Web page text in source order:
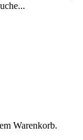
Warenkorb.